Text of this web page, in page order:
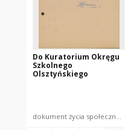
Do Kuratorium Okręgu
Szkolnego
Olsztyńskiego
dokument życia społecznego